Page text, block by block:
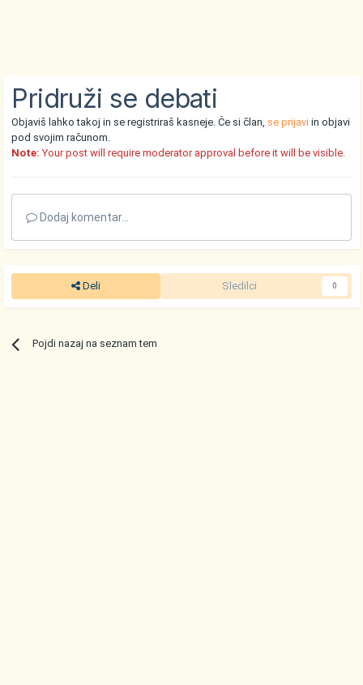
Pridruži se debati
Objaviš lahko takoj in se registriraš kasneje. Če si član, se prijavi in objavi
pod svojim računom.
Note: Your post will require moderator approval before it will be visible.
Dodaj komentar...
Deli Sledilci 0
Pojdi nazaj na seznam tem